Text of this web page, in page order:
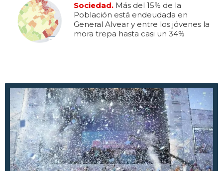
Sociedad. Más del 15% de la
Población está endeudada en
General Alvear y entre los jóvenes la
mora trepa hasta casi un 34%